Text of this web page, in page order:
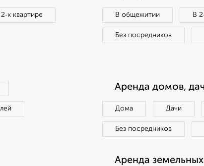
квартире В общежитии В
Без посредников
Аренда домов,
Дома Дачи
Без посредников
Аренда земельных